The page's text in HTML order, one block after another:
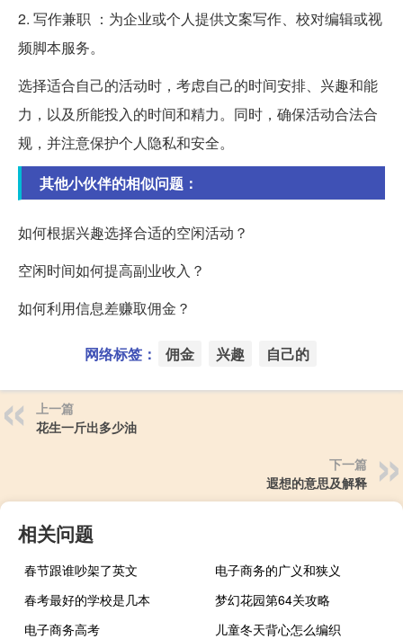
2. 写作兼职 ：为企业或个人提供文案写作、校对编辑或视
频脚本服务。
选择适合自己的活动时，考虑自己的时间安排、兴趣和能
力，以及所能投入的时间和精力。同时，确保活动合法合
规，并注意保护个人隐私和安全。
其他小伙伴的相似问题：
如何根据兴趣选择合适的空闲活动？
空闲时间如何提高副业收入？
如何利用信息差赚取佣金？
网络标签： 佣金 兴趣 自己的
上一篇
花生一斤出多少油
下一篇
遐想的意思及解释
相关问题
春节跟谁吵架了英文
电子商务的广义和狭义
春考最好的学校是几本
梦幻花园第64关攻略
电子商务高考
儿童冬天背心怎么编织